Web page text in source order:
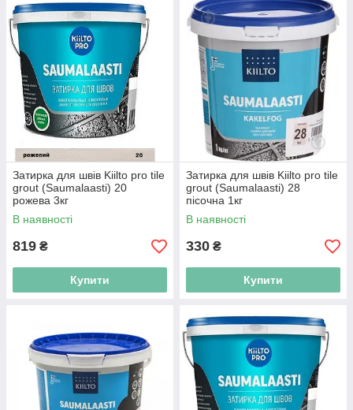
Затирка для швів Kiilto pro tile
grout (Saumalaasti) 20
рожева 3кг
В наявності
819 ₴
Купити
Затирка для швів Kiilto pro tile
grout (Saumalaasti) 28
пісочна 1кг
В наявності
330 ₴
Купити